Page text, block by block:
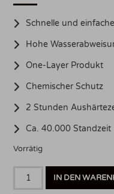
Schnelle und
Hohe
One-Layer Produkt
Chemischer Schutz
2 Stunden
Ca. 40.000 Standzeit
Vorrätig
Sonax
IN DEN